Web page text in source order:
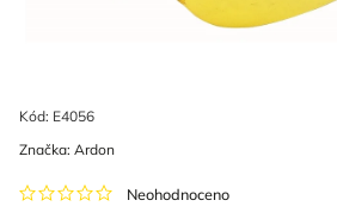
Kód: E4056
Neohodnoceno
Značka: Ardon